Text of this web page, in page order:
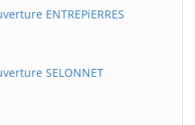
ENTREPiERRES
SELONNET